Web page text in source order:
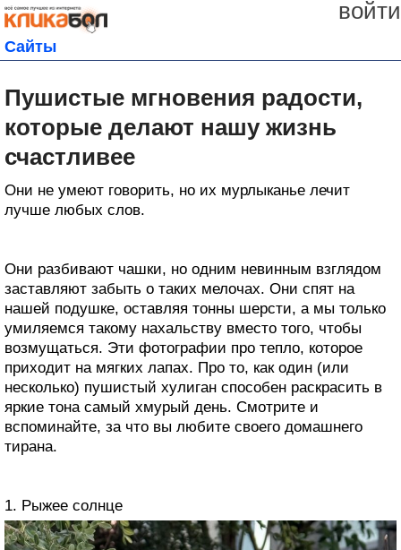
войти
Сайты
Пушистые мгновения радости,
которые делают нашу жизнь
счастливее
Они не умеют говорить, но их мурлыканье лечит
лучше любых слов.
Они разбивают чашки, но одним невинным взглядом
заставляют забыть о таких мелочах. Они спят на
нашей подушке, оставляя тонны шерсти, а мы только
умиляемся такому нахальству вместо того, чтобы
возмущаться. Эти фотографии про тепло, которое
приходит на мягких лапах. Про то, как один (или
несколько) пушистый хулиган способен раскрасить в
яркие тона самый хмурый день. Смотрите и
вспоминайте, за что вы любите своего домашнего
тирана.
1. Рыжее солнце